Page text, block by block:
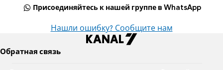
Присоединяйтесь к нашей группе в WhatsApp
Нашли ошибку? Сообщите нам
Обратная связь